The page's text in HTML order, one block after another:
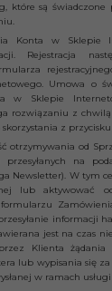
które są
Konta w Sklepie
Rejestracja
Umowa o
w Sklepie
rozwiązaniu z
z przycisku
otrzymywania od
przesyłanych na
Newsletter). W tym
lub aktywować
informacji
jest na czas
Klienta
lub wypisania się
w ramach